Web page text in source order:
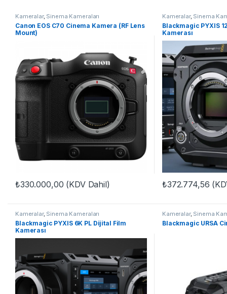
Kameralar, Sinema Kameraları
Canon EOS C70 Cinema Kamera (RF Lens
Mount)
₺330.000,00 (KDV Dahil)
Kameralar, Sinema
Blackmagic PYXIS
Kamerası
₺372.774,56
Kameralar, Sinema Kameraları
Blackmagic PYXIS 6K PL Dijital Film
Kamerası
Kameralar, Sinema
Blackmagic URSA